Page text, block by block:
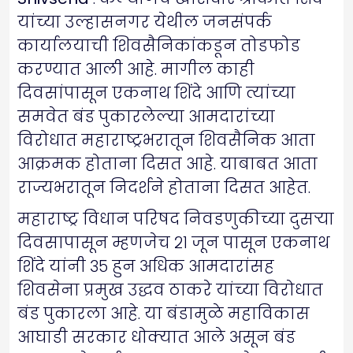
यांच्या उल्हासनगर येथील जनसंपर्क
कार्यालयाची शिवसैनिकांकडून तोडफोड
करण्यात आली आहे. मागील काही
दिवसांपासून एकनाथ शिंदे आणि त्यांच्या
समवेत बंड पुकारलेल्या आमदारांच्या
विरोधात महाराष्ट्रभरातून शिवसैनिक आता
आक्रमक होताना दिसत आहे. याबाबत आता
राज्यभरातून निदर्शने होताना दिसत आहेत.
महाराष्ट्र विधान परिषद निवडणुकीच्या दुसऱ्या
दिवसापासून म्हणजेच २१ जून पासून एकनाथ
शिंदे यांनी ३५ हुन अधिक आमदारांसह
शिवसेना प्रमुख उद्धव ठाकरे यांच्या विरोधात
बंड पुकारला आहे. या बंडामुळे महाविकास
आघाडी सरकार धोक्यात आले असून बंड